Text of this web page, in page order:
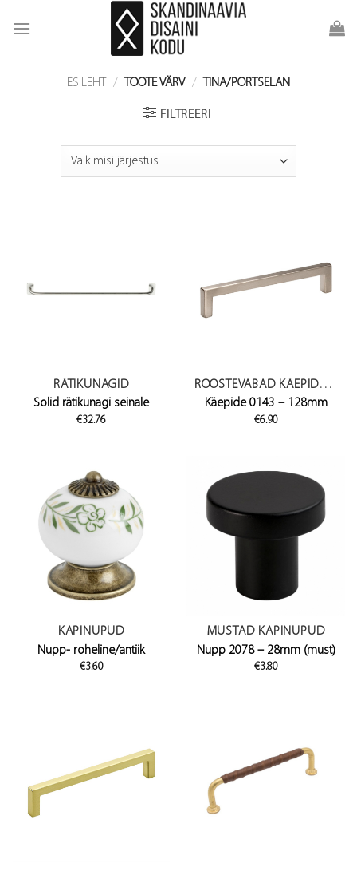
ESILEHT / TOOTE VÄRV / TINA/PORTSELAN
FILTREERI
RÄTIKUNAGID
Solid rätikunagi seinale
€32.76
ROOSTEVABAD KÄEPIDEMED
Käepide 0143 – 128mm
€6.90
KAPINUPUD
Nupp- roheline/antiik
€3.60
MUSTAD KAPINUPUD
Nupp 2078 – 28mm (must)
€3.80